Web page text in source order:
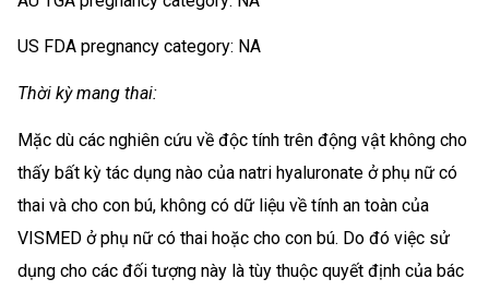
US FDA pregnancy category: NA
Thời kỳ mang thai:
Mặc dù các nghiên cứu về độc tính trên động vật không cho
thấy bất kỳ tác dụng nào của natri hyaluronate ở phụ nữ có
thai và cho con bú, không có dữ liệu về tính an toàn của
VISMED ở phụ nữ có thai hoặc cho con bú. Do đó việc sử
dụng cho các đối tượng này là tùy thuộc quyết định của bác